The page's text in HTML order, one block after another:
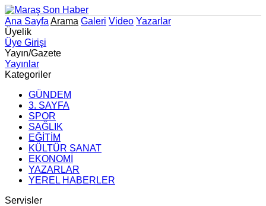
Ana Sayfa Arama Galeri Video Yazarlar
Üyelik
Üye Girişi
Yayın/Gazete
Yayınlar
Kategoriler
GÜNDEM
3. SAYFA
SPOR
SAĞLIK
EĞİTİM
KÜLTÜR SANAT
EKONOMİ
YAZARLAR
YEREL HABERLER
Servisler